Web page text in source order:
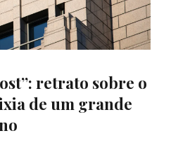
retrato sobre o
de um grande